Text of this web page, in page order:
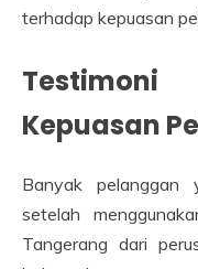
terhadap kepuasan
Kepuasan
Banyak pelanggan
setelah
Tangerang dari